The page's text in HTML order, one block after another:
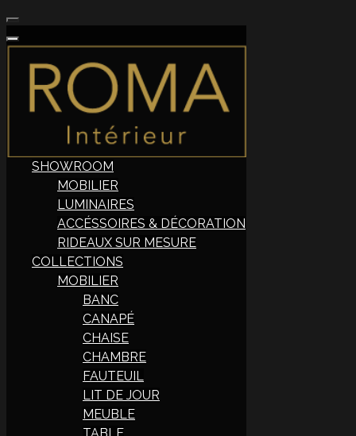
SHOWROOM
MOBILIER
LUMINAIRES
ACCÉSSOIRES & DÉCORATION
RIDEAUX SUR MESURE
COLLECTIONS
MOBILIER
BANC
CANAPÉ
CHAISE
CHAMBRE
FAUTEUIL
LIT DE JOUR
MEUBLE